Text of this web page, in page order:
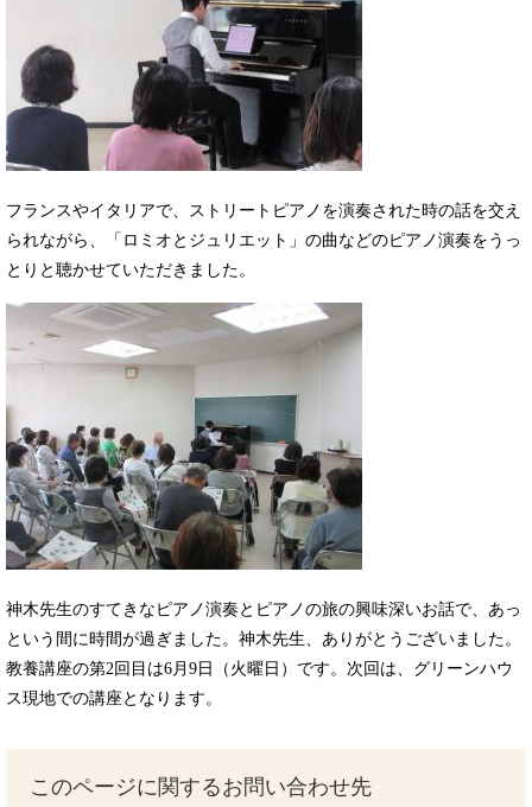
フランスやイタリアで、ストリートピアノを演奏された時の話を交え
られながら、「ロミオとジュリエット」の曲などのピアノ演奏をうっ
とりと聴かせていただきました。
神木先生のすてきなピアノ演奏とピアノの旅の興味深いお話で、あっ
という間に時間が過ぎました。神木先生、ありがとうございました。
教養講座の第2回目は6月9日（火曜日）です。次回は、グリーンハウ
ス現地での講座となります。
このページに関するお問い合わせ先